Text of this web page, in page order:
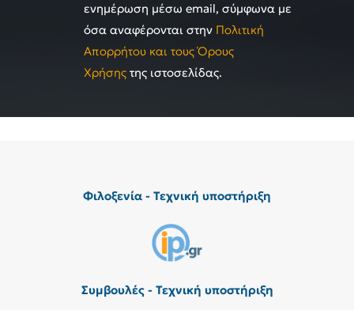
ενημέρωση μέσω email, σύμφωνα με
όσα αναφέρονται στην Πολιτική
Απορρήτου και τους Όρους
Χρήσης της ιστοσελίδας.
Φιλοξενία - Τεχνική υποστήριξη
Συμβουλές - Τεχνική υποστήριξη